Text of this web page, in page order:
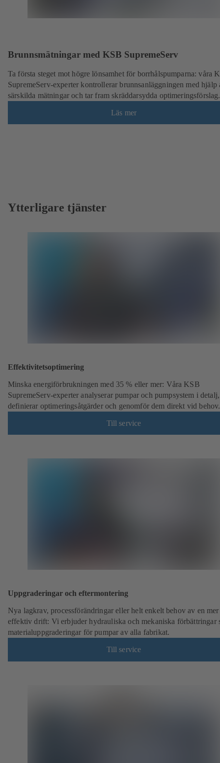
Brunnsmätningar med KSB SupremeServ
Ta första steget mot högre lönsamhet för borrhålspumparna: våra
SupremeServ-experter kontrollerar brunnsanläggningen med hjälp
särskilda mätningar och tar fram skräddarsydda optimeringsförslag.
Läs mer
Ytterligare tjänster
Effektivitetsoptimering
Minska energiförbrukningen med 35 % eller mer: Våra KSB
SupremeServ-experter analyserar pumpar och pumpsystem i detalj,
definierar optimeringsåtgärder och genomför dem direkt vid behov.
Till service
Uppgraderingar och eftermontering
Nya lagkrav, processförändringar eller helt enkelt behov av en mer
effektiv drift: Vi erbjuder hydrauliska och mekaniska förbättringar
materialuppgraderingar för pumpar av alla fabrikat.
Till service